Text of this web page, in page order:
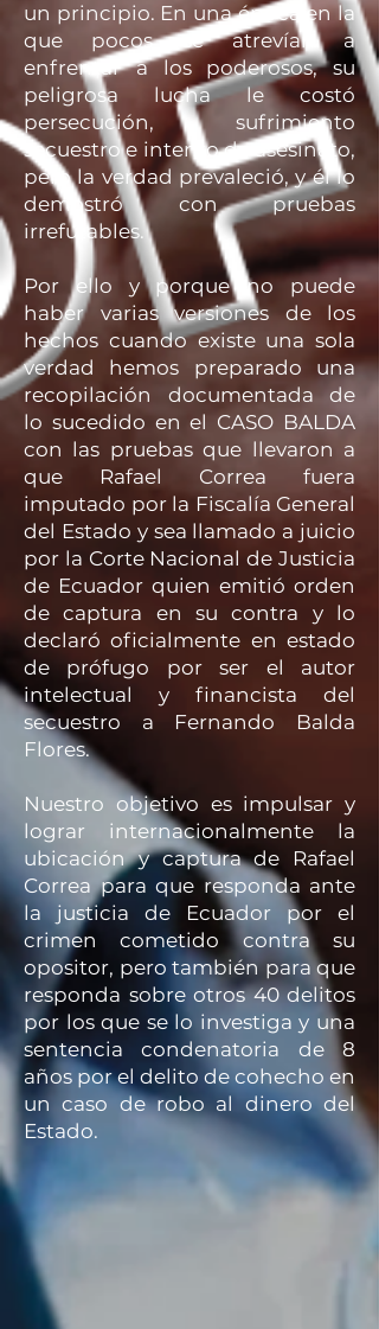
un principio. En una época en la
que pocos se atrevían a
enfrentar a los poderosos, su
peligrosa lucha le costó
persecución, sufrimiento
secuestro e intento de asesinato,
pero la verdad prevaleció, y él lo
demostró con pruebas
irrefutables.
Por ello y porque no puede
haber varias versiones de los
hechos cuando existe una sola
verdad hemos preparado una
recopilación documentada de
lo sucedido en el CASO BALDA
con las pruebas que llevaron a
que Rafael Correa fuera
imputado por la Fiscalía General
del Estado y sea llamado a juicio
por la Corte Nacional de Justicia
de Ecuador quien emitió orden
de captura en su contra y lo
declaró oficialmente en estado
de prófugo por ser el autor
intelectual y financista del
secuestro a Fernando Balda
Flores.
Nuestro objetivo es impulsar y
lograr internacionalmente la
ubicación y captura de Rafael
Correa para que responda ante
la justicia de Ecuador por el
crimen cometido contra su
opositor, pero también para que
responda sobre otros 40 delitos
por los que se lo investiga y una
sentencia condenatoria de 8
años por el delito de cohecho en
un caso de robo al dinero del
Estado.